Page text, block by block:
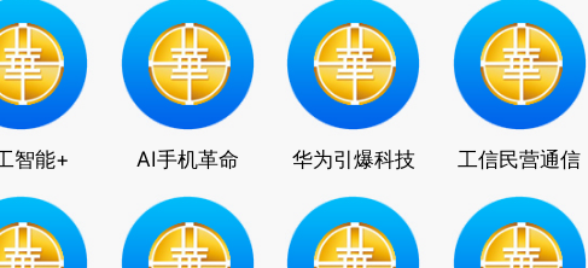
智能+ AI手机革命 华为引爆科技 工信民营通信